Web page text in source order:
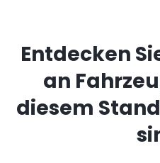
Entdecken
an
diesem